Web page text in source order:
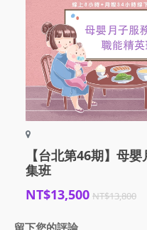
【台北第46期】母
集班
NT$13,500 NT$13,800
留下您的評論